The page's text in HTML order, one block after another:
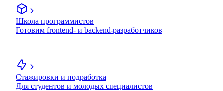
Школа программистов
Готовим frontend- и backend-разработчиков
Стажировки и подработка
Для студентов и молодых специалистов